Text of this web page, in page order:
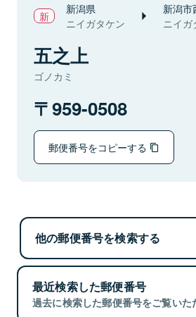
新潟県
ニイガタケン
新潟市
ニイガ
五之上
ゴノカミ
959-0508
郵便番号をコピーする
他の郵便番号を検索する
最近検索した郵便番号
過去に検索した郵便番号をご覧いた